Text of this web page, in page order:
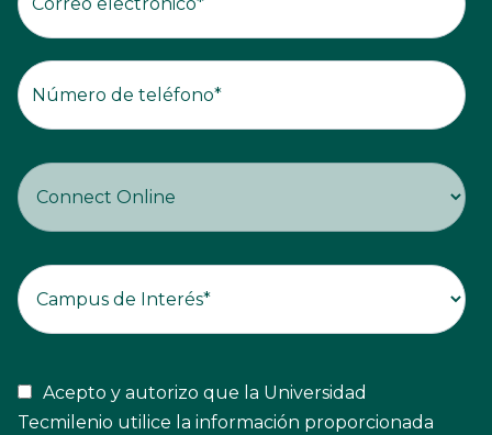
Acepto y autorizo que la Universidad
Tecmilenio utilice la información proporcionada